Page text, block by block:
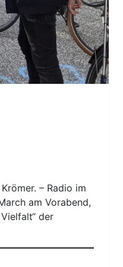
– Radio im
am Vorabend,
der